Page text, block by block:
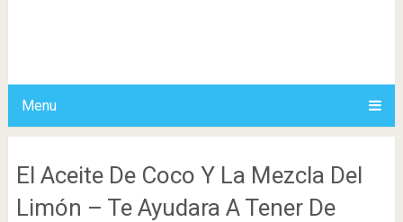
Menu
El Aceite De Coco Y La Mezcla Del
Limón – Te Ayudara A Tener De